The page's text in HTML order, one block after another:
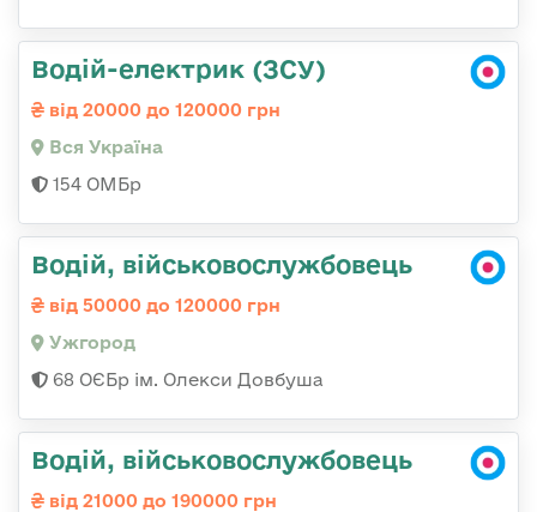
Водій-електрик (ЗСУ)
від 20000 до 120000 грн
Вся Україна
154 ОМБр
Водій, військовослужбовець
від 50000 до 120000 грн
Ужгород
68 ОЄБр ім. Олекси Довбуша
Водій, військовослужбовець
від 21000 до 190000 грн